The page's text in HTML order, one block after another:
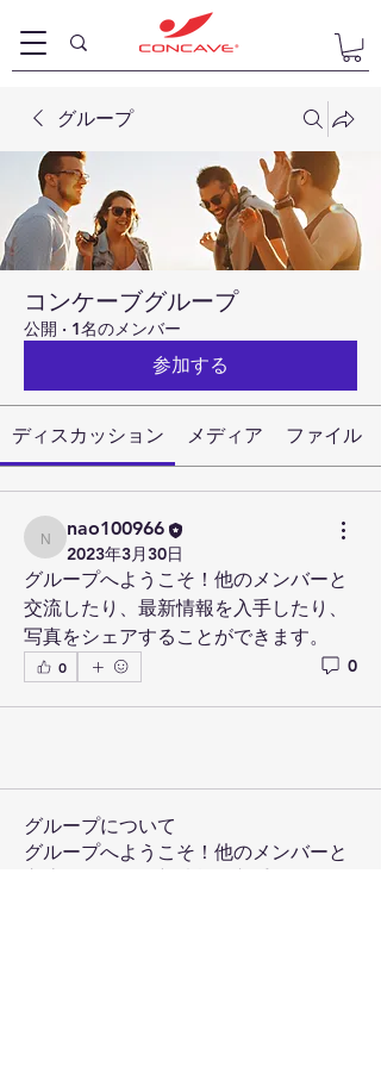
グループ
コンケーブグループ
公開 · 1名のメンバー
参加する
ディスカッション メディア ファイル
nao100966
nao100966
2023年3月30日
グループへようこそ！他のメンバーと
交流したり、最新情報を入手したり、
写真をシェアすることができます。
0 0
グループについて
グループへようこそ！他のメンバーと